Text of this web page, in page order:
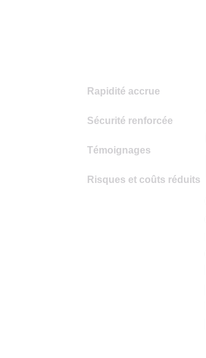
Rapidité accrue
Sécurité renforcée
Témoignages
Risques et coûts réduits